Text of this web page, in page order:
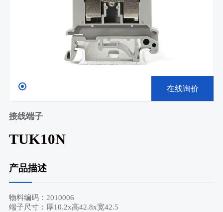
在线询价
接线端子
TUK10N
产品描述
物料编码：2010006
端子尺寸：厚10.2x高42.8x宽42.5